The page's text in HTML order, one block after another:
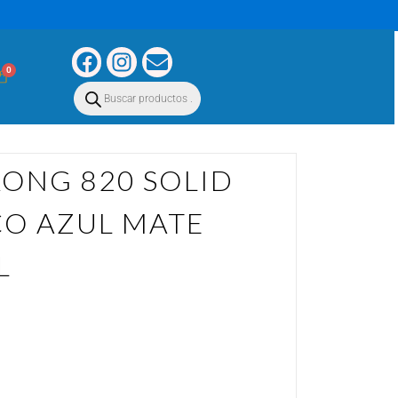
0
820 SOLID
AZUL MATE